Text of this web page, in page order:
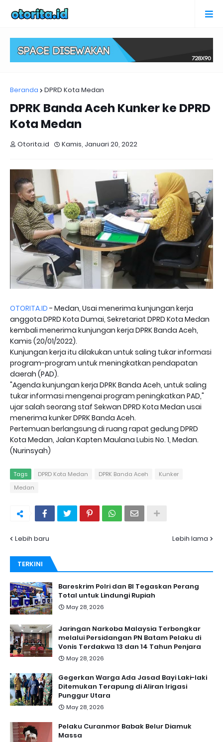
Beranda DPRD Kota Medan
DPRK Banda Aceh Kunker ke DPRD
Kota Medan
Otorita.id Kamis, Januari 20, 2022
OTORITA.ID - Medan, Usai menerima kunjungan kerja
anggota DPRD Kota Dumai, Sekretariat DPRD Kota Medan
kembali menerima kunjungan kerja DPRK Banda Aceh,
Kamis (20/01/2022).
Kunjungan kerja itu dilakukan untuk saling tukar informasi
program-program untuk meningkatkan pendapatan
daerah (PAD).
"Agenda kunjungan kerja DPRK Banda Aceh, untuk saling
tukar informasi mengenai program peningkatkan PAD,"
ujar salah seorang staf Sekwan DPRD Kota Medan usai
menerima kunker DPRK Banda Aceh.
Pertemuan berlangsung di ruang rapat gedung DPRD
Kota Medan, Jalan Kapten Maulana Lubis No. 1, Medan.
(Nurinsyah)
Tags DPRD Kota Medan DPRK Banda Aceh
Kunker
Medan
Lebih baru Lebih lama
TERKINI
Bareskrim Polri dan BI Tegaskan Perang
Total untuk Lindungi Rupiah
May 28, 2026
Jaringan Narkoba Malaysia Terbongkar
melalui Persidangan PN Batam Pelaku di
Vonis Terdakwa 13 dan 14 Tahun Penjara
May 28, 2026
Gegerkan Warga Ada Jasad Bayi Laki-laki
Ditemukan Terapung di Aliran Irigasi
Punggur Utara
May 28, 2026
Pelaku Curanmor Babak Belur Diamuk
Massa